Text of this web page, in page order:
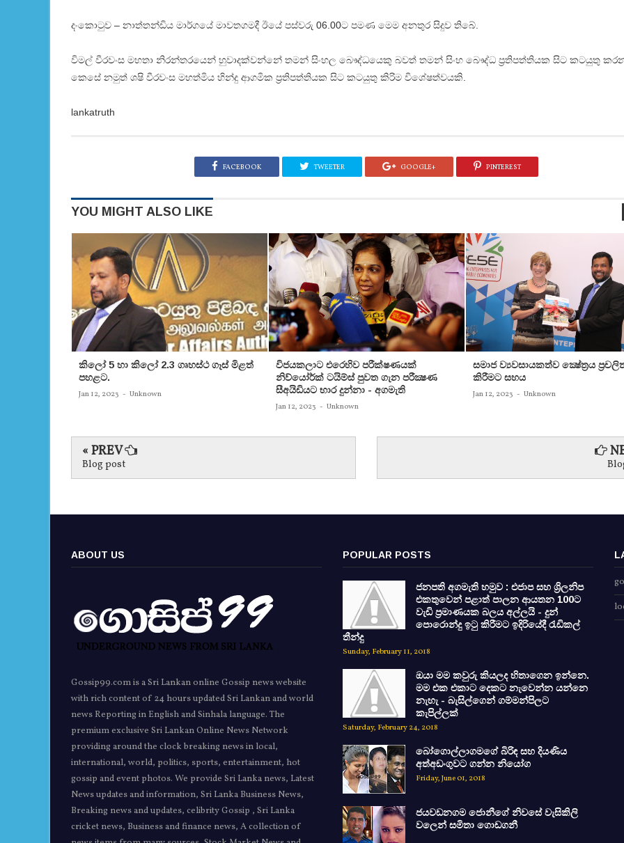
දංකොටුව – නාත්තන්ඩිය මාර්ගයේ මාවතගමදී ඊයේ පස්වරු 06.00ට පමණ මෙම අනතුර සිදුව තිබේ.
විමල් වීරවංස මහතා නිරන්තරයෙන් හුවාදක්වන්නේ තමන් සිංහල බෞද්ධයෙකු බවත් තමන් සිංහ බෞද්ධ ප්‍රතිපත්තියක සිට කටයුතු
කෙසේ නමුත් ශෂි වීරවංස මහත්මිය හින්දු ආගමික ප්‍රතිපත්තියක සිට කටයුතු කිරිම විශේෂත්වයකි.
lankatruth
FACEBOOK TWEETER GOOGLE+ PINTEREST
YOU MIGHT ALSO LIKE
කිලෝ 5 හා කිලෝ 2.3 ගෘහස්ථ ගෑස් මිළත්
පහළට.
Jan 12, 2023 - Unknown
විජයකලාට එරෙහිව පරීක්‌ෂණයක්‌
නිව්යෝර්ක්‌ ටයිම්ස්‌ පුවත ගැන පරීක්‍ෂණ
සීඅයිඩියට භාර දුන්නා - අගමැති
Jan 12, 2023 - Unknown
සමාජ ව්‍යවසායකත්ව ක්‍ෂේත්‍රය
කිරීමට සහය
Jan 12, 2023 - Unknown
« PREV
Blog post
ABOUT US
Gossip99.com is a Sri Lankan online Gossip news website
with rich content of 24 hours updated Sri Lankan and world
news Reporting in English and Sinhala language. The
premium exclusive Sri Lankan Online News Network
providing around the clock breaking news in local,
international, world, politics, sports, entertainment, hot
gossip and event photos. We provide Sri Lanka news, Latest
News updates and information, Sri Lanka Business News,
Breaking news and updates, celibrity Gossip , Sri Lanka
cricket news, Business and finance news, A collection of
POPULAR POSTS
ජනපති අගමැති හමුව : එජාප සහ ශ්‍රිලනිප
එකතුවෙන් පළාත් පාලන ආයතන 100ට
වැඩි ප්‍රමාණයක බලය අල්ලයි - දුන්
පොරොන්දු ඉටු කිරීමට ඉදිරියේදී රැඩිකල්
තීන්දු
Sunday, February 11, 2018
ඔයා මම කවුරු කියලද හිතාගෙන ඉන්නෙ.
මම එක එකාට දෙකට නැවෙන්න යන්නෙ
නැහැ - බැසිල්ගෙන් ගම්මන්පිලට
කැපිල්ලක්
Saturday, February 24, 2018
බෝගොල්ලාගමගේ බිරිඳ සහ දියණිය
අත්අඩංගුවට ගන්න නියෝග
Friday, June 01, 2018
ජයවඩනගම ජොනීගේ නිවසේ වැසිකිලි
වලෙන් සමිතා ගොඩගනී